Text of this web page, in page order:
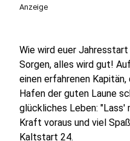
Anzeige
Wie wird euer
Sorgen, alles wird gut!
einen erfahrenen
Hafen der guten Laune
glückliches Leben: "Lass'
Kraft voraus und viel
Kaltstart 24.